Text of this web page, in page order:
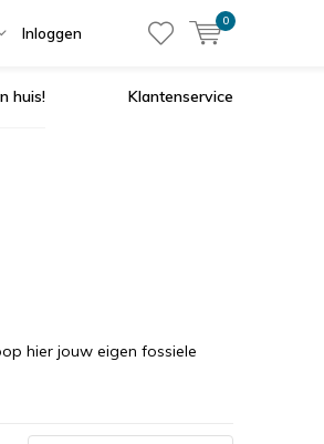
Inloggen
0
huis! Klantenservice
hier jouw eigen fossiele